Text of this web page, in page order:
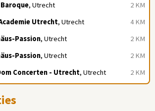
2 KM
, Utrecht
4 KM
Utrecht, Utrecht
2 KM
Passion, Utrecht
2 KM
Passion, Utrecht
2 KM
Concerten - Utrecht, Utrecht